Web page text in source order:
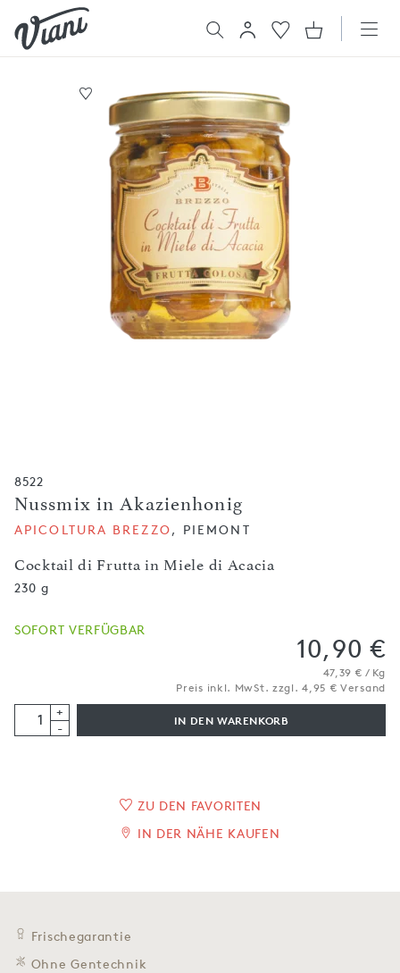
8522
Nussmix in Akazienhonig
Cocktail di Frutta in Miele di Acacia
APICOLTURA BREZZO, PIEMONT
230 g
SOFORT VERFÜGBAR
10,90 €
47,39 € / Kg
Preis inkl. MwSt. zzgl. 4,95 € Versand
+
-
IN DEN WARENKORB
ZU DEN FAVORITEN
IN DER NÄHE KAUFEN
Frischegarantie
Ohne Gentechnik